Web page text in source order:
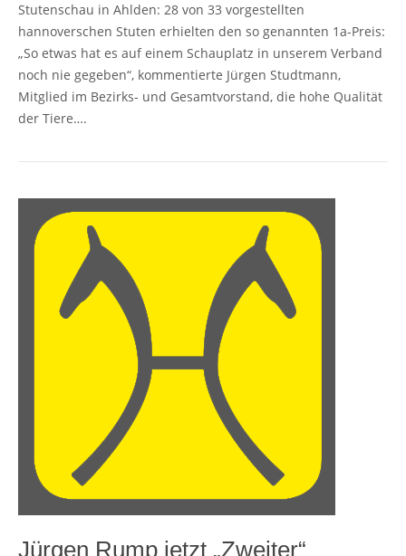
Stutenschau in Ahlden: 28 von 33 vorgestellten
hannoverschen Stuten erhielten den so genannten 1a-Preis:
„So etwas hat es auf einem Schauplatz in unserem Verband
noch nie gegeben“, kommentierte Jürgen Studtmann,
Mitglied im Bezirks- und Gesamtvorstand, die hohe Qualität
der Tiere….
Jürgen Rump jetzt „Zweiter“